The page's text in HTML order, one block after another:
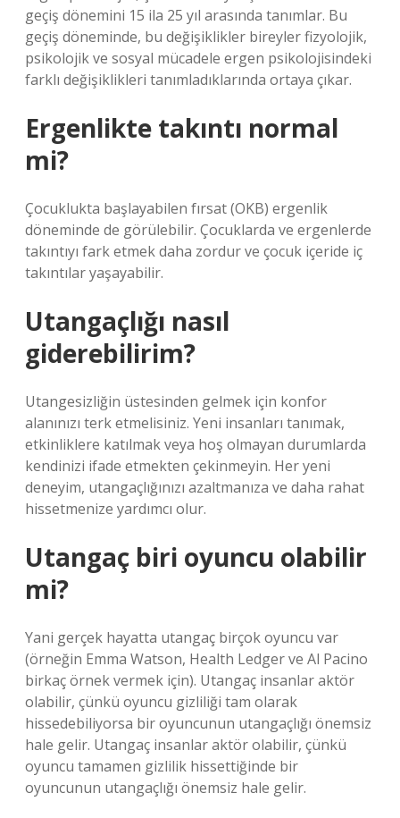
geçiş dönemini 15 ila 25 yıl arasında tanımlar. Bu
geçiş döneminde, bu değişiklikler bireyler fizyolojik,
psikolojik ve sosyal mücadele ergen psikolojisindeki
farklı değişiklikleri tanımladıklarında ortaya çıkar.
Ergenlikte takıntı normal
mi?
Çocuklukta başlayabilen fırsat (OKB) ergenlik
döneminde de görülebilir. Çocuklarda ve ergenlerde
takıntıyı fark etmek daha zordur ve çocuk içeride iç
takıntılar yaşayabilir.
Utangaçlığı nasıl
giderebilirim?
Utangesizliğin üstesinden gelmek için konfor
alanınızı terk etmelisiniz. Yeni insanları tanımak,
etkinliklere katılmak veya hoş olmayan durumlarda
kendinizi ifade etmekten çekinmeyin. Her yeni
deneyim, utangaçlığınızı azaltmanıza ve daha rahat
hissetmenize yardımcı olur.
Utangaç biri oyuncu olabilir
mi?
Yani gerçek hayatta utangaç birçok oyuncu var
(örneğin Emma Watson, Health Ledger ve Al Pacino
birkaç örnek vermek için). Utangaç insanlar aktör
olabilir, çünkü oyuncu gizliliği tam olarak
hissedebiliyorsa bir oyuncunun utangaçlığı önemsiz
hale gelir. Utangaç insanlar aktör olabilir, çünkü
oyuncu tamamen gizlilik hissettiğinde bir
oyuncunun utangaçlığı önemsiz hale gelir.